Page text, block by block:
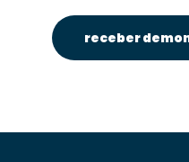
receber